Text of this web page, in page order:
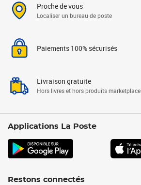
Proche de vous
Localiser un bureau de poste
Paiements 100% sécurisés
Livraison gratuite
Hors livres et hors produits marketplace
Applications La Poste
Restons connectés